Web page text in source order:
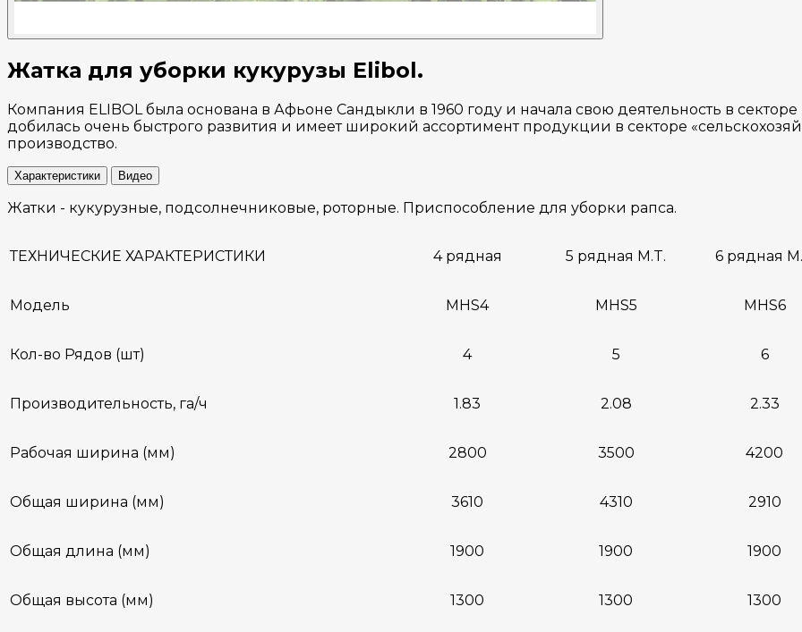
Жатка для уборки кукурузы Elibol.
Компания ELIBOL была основана в Афьоне Сандыкли в 1960 году и начала свою деятельность в
добилась очень быстрого развития и имеет широкий ассортимент продукции в секторе
производство.
Характеристики Видео
Жатки - кукурузные, подсолнечниковые, роторные. Приспособление для уборки рапса.
ТЕХНИЧЕСКИЕ ХАРАКТЕРИСТИКИ 4 рядная 5 рядная M.T. 6 рядная
Модель MHS4 MHS5 MHS6
Кол-во Рядов (шт) 4 5 6
Производительность, га/ч 1.83 2.08 2.33
Рабочая ширина (мм) 2800 3500 4200
Общая ширина (мм) 3610 4310 2910
Общая длина (мм) 1900 1900 1900
Общая высота (мм) 1300 1300 1300